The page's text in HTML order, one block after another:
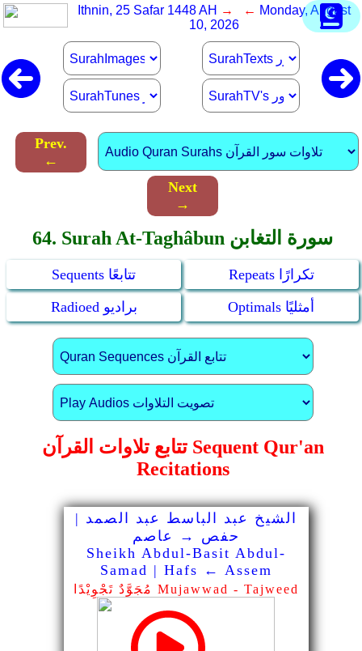
Ithnin, 25 Safar 1448 AH → ← Monday, August
10, 2026
Prev.
←
Next
→
64. Surah At-Taghâbun سورة التغابن
Sequents تتابعًا
Repeats تكرارًا
Radioed براديو
Optimals أمثليًا
تتابع تلاوات القرآن Sequent Qur'an
Recitations
الشيخ عبد الباسط عبد الصمد |
حفص → عاصم
Sheikh Abdul-Basit Abdul-
Samad | Hafs ← Assem
مُجَوَّدٌ تَجْوِيْدًا Mujawwad - Tajweed